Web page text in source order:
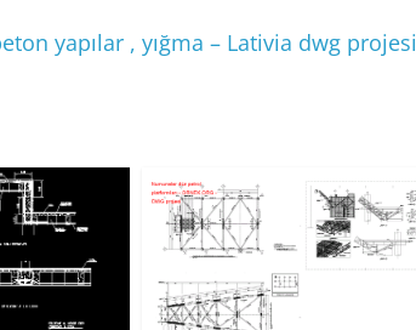
yapılar , yığma – Lativia dwg projesi